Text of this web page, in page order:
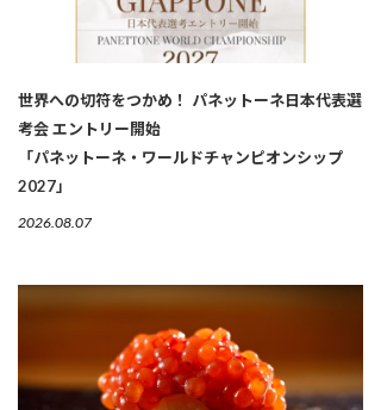
世界への切符をつかめ！ パネットーネ日本代表選
考会 エントリー開始
「パネットーネ・ワールドチャンピオンシップ
2027」
2026.08.07